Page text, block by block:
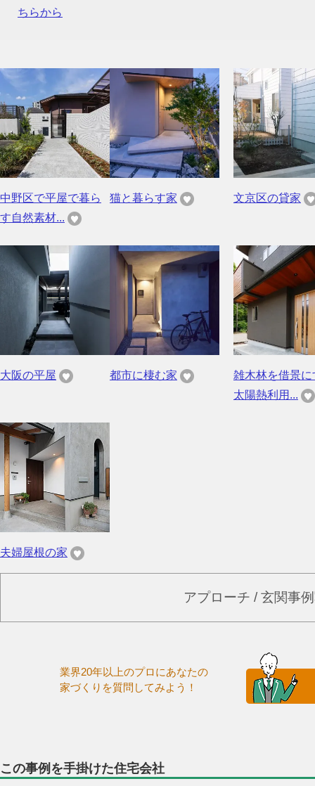
ちらから
中野区で平屋で暮ら
す自然素材...
猫と暮らす家 文京区の貸家
大阪の平屋 都市に棲む家
雑木林を借景に
太陽熱利用...
夫婦屋根の家
アプローチ / 玄関事
業界20年以上のプロにあなたの
家づくりを質問してみよう！
この事例を手掛けた住宅会社